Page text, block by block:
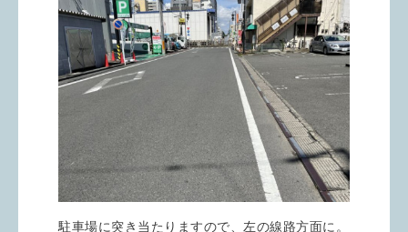
駐車場に突き当たりますので、左の線路方面に。